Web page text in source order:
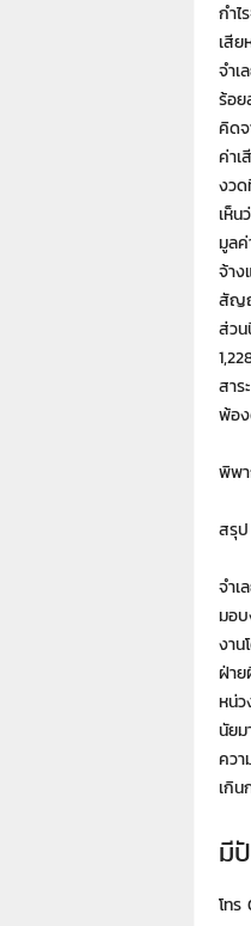
กำไ
เสีย
จำเ
ร้อย
คิดจ
ค่าเ
งวด
เห็
มูลค่
จ้าง
สัญ
ส่วน
สาร
พ้อ
พิพา
สรุป
จำเ
มอบ
งาน
ฝ่า
หน่ว
นัยม
ควา
เกิน
มี
โท